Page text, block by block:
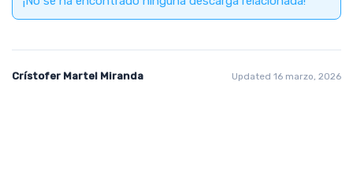
Crístofer Martel Miranda Updated 16 marzo, 2026